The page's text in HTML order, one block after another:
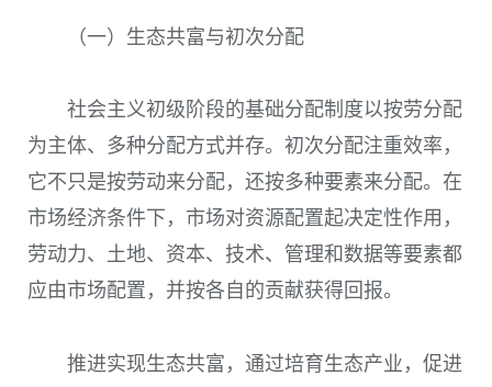
（一）生态共富与初次分配
社会主义初级阶段的基础分配制度以按劳分配
为主体、多种分配方式并存。初次分配注重效率，
它不只是按劳动来分配，还按多种要素来分配。在
市场经济条件下，市场对资源配置起决定性作用，
劳动力、土地、资本、技术、管理和数据等要素都
应由市场配置，并按各自的贡献获得回报。
推进实现生态共富，通过培育生态产业，促进